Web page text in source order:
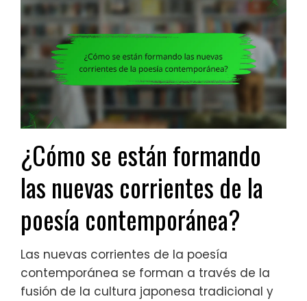
¿Cómo se están formando
las nuevas corrientes de la
poesía contemporánea?
Las nuevas corrientes de la poesía
contemporánea se forman a través de la
fusión de la cultura japonesa tradicional y